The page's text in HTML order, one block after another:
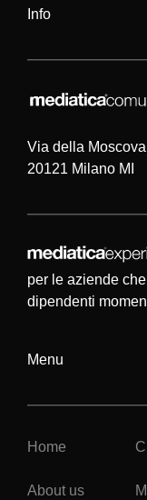
o
o
k
n
Info
Via della
20121 Milano MI
per le aziende
dipendenti
Menu
Home
About us